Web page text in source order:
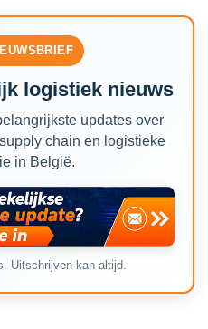
logistiek nieuws
updates over
chain en logistieke
in België.
Uitschrijven kan altijd.